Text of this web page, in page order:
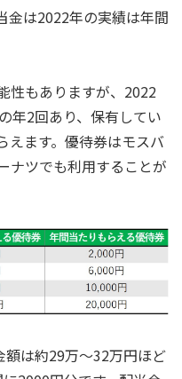
金は2022年の実績は年間
性もありますが、2022
年2回あり、保有してい
えます。優待券はモスバ
ナツでも利用することが
は約29万～32万円ほど